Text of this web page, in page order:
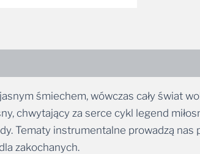
śmiechem, wówczas cały świat
chwytający za serce cykl legend
Tematy instrumentalne prowadzą nas
zakochanych.